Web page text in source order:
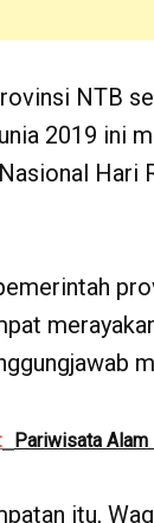
NTB
2019 ini
Hari
Pariwisata
itu,